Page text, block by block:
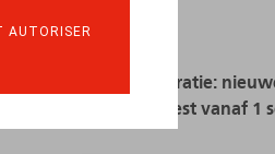
AUTORISER
Arbeidsmigratie:
Waals Gewest vanaf 1